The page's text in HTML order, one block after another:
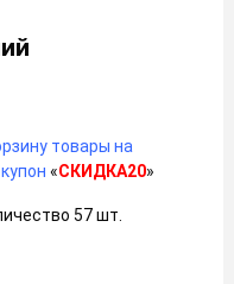
товары на
«СКИДКА20»
57 шт.
Дню знаний